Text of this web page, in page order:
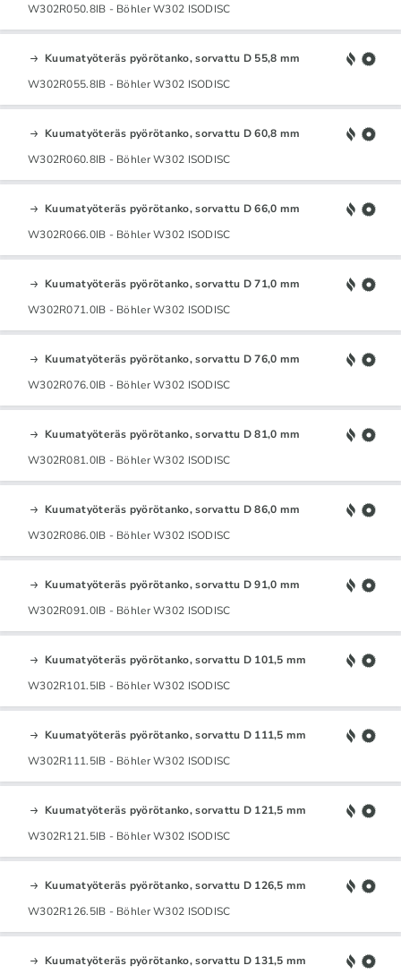
W302R050.8IB - Böhler W302 ISODISC
Kuumatyöteräs pyörötanko, sorvattu D 55,8 mm
W302R055.8IB - Böhler W302 ISODISC
Kuumatyöteräs pyörötanko, sorvattu D 60,8 mm
W302R060.8IB - Böhler W302 ISODISC
Kuumatyöteräs pyörötanko, sorvattu D 66,0 mm
W302R066.0IB - Böhler W302 ISODISC
Kuumatyöteräs pyörötanko, sorvattu D 71,0 mm
W302R071.0IB - Böhler W302 ISODISC
Kuumatyöteräs pyörötanko, sorvattu D 76,0 mm
W302R076.0IB - Böhler W302 ISODISC
Kuumatyöteräs pyörötanko, sorvattu D 81,0 mm
W302R081.0IB - Böhler W302 ISODISC
Kuumatyöteräs pyörötanko, sorvattu D 86,0 mm
W302R086.0IB - Böhler W302 ISODISC
Kuumatyöteräs pyörötanko, sorvattu D 91,0 mm
W302R091.0IB - Böhler W302 ISODISC
Kuumatyöteräs pyörötanko, sorvattu D 101,5 mm
W302R101.5IB - Böhler W302 ISODISC
Kuumatyöteräs pyörötanko, sorvattu D 111,5 mm
W302R111.5IB - Böhler W302 ISODISC
Kuumatyöteräs pyörötanko, sorvattu D 121,5 mm
W302R121.5IB - Böhler W302 ISODISC
Kuumatyöteräs pyörötanko, sorvattu D 126,5 mm
W302R126.5IB - Böhler W302 ISODISC
Kuumatyöteräs pyörötanko, sorvattu D 131,5 mm